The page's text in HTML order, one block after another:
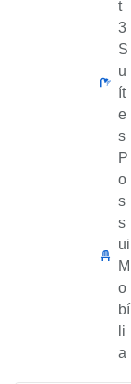
t
3
S
u
ít
e
s
P
o
s
s
ui
M
o
bí
li
a